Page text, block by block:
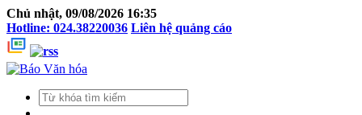
Chủ nhật, 09/08/2026 16:35
Hotline: 024.38220036 Liên hệ quảng cáo